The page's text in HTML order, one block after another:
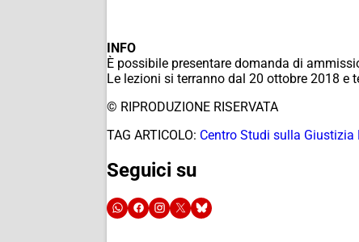
INFO
È possibile presentare domanda di
Le lezioni si terranno dal 20 ottobre 2018 e
© RIPRODUZIONE RISERVATA
TAG ARTICOLO: Centro Studi sulla
Seguici su